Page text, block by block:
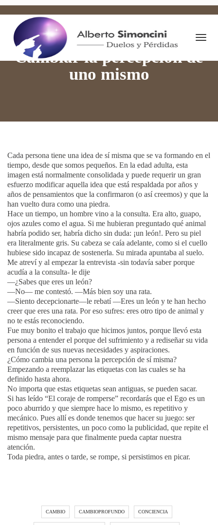
19 febrero 2021 ByAlberto Simoncini Autoconocimiento
Cambiar la percepción de
uno mismo
Cada persona tiene una idea de sí misma que se va formando en el
tiempo, desde que somos pequeños. En la edad adulta, esta
imagen está normalmente consolidada y puede requerir un gran
esfuerzo modificar aquella idea que está respaldada por años y
años de pensamientos que la confirmaron (o así creemos) y que la
han vuelto dura como una piedra.
Hace un tiempo, un hombre vino a la consulta. Era alto, guapo,
ojos azules como el agua. Si me hubieran preguntado qué animal
habría podido ser, habría dicho sin duda: ¡un león!. Pero su piel
era literalmente gris. Su cabeza se caía adelante, como si el cuello
hubiese sido incapaz de sostenerla. Su mirada apuntaba al suelo.
Me atreví y al empezar la entrevista -sin todavía saber porque
acudía a la consulta- le dije
—¿Sabes que eres un león?
—No— me contestó. —Más bien soy una rata.
—Siento decepcionarte—le rebatí —Eres un león y te han hecho
creer que eres una rata. Por eso sufres: eres otro tipo de animal y
no te estás reconociendo.
Fue muy bonito el trabajo que hicimos juntos, porque llevó esta
persona a entender el porque del sufrimiento y a rediseñar su vida
en función de sus nuevas necesidades y aspiraciones.
¿Cómo cambia una persona la percepción de sí misma?
Empezando a reemplazar las etiquetas con las cuales se ha
definido hasta ahora.
No importa que estas etiquetas sean antiguas, se pueden sacar.
Si has leído “El coraje de romperse” recordarás que el Ego es un
poco aburrido y que siempre hace lo mismo, es repetitivo y
mecánico. Pues allí es donde tenemos que hacer su juego: ser
repetitivos, persistentes, un poco como la publicidad, que repite el
mismo mensaje para que finalmente pueda captar nuestra
atención.
Toda piedra, antes o tarde, se rompe, si persistimos en picar.
CAMBIO CAMBIOPROFUNDO CONCIENCIA